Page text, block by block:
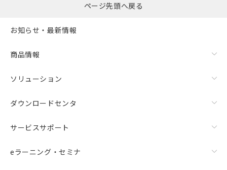
ページ先頭へ戻る
お知らせ・最新情報
商品情報
ソリューション
ダウンロードセンタ
サービスサポート
eラーニング・セミナ